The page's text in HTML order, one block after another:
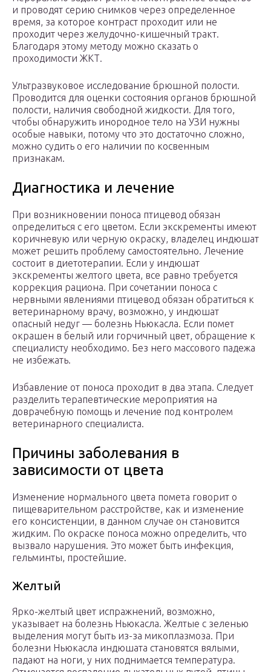
и проводят серию снимков через определенное
время, за которое контраст проходит или не
проходит через желудочно-кишечный тракт.
Благодаря этому методу можно сказать о
проходимости ЖКТ.
Ультразвуковое исследование брюшной полости.
Проводится для оценки состояния органов брюшной
полости, наличия свободной жидкости. Для того,
чтобы обнаружить инородное тело на УЗИ нужны
особые навыки, потому что это достаточно сложно,
можно судить о его наличии по косвенным
признакам.
Диагностика и лечение
При возникновении поноса птицевод обязан
определиться с его цветом. Если экскременты имеют
коричневую или черную окраску, владелец индюшат
может решить проблему самостоятельно. Лечение
состоит в диетотерапии. Если у индюшат
экскременты желтого цвета, все равно требуется
коррекция рациона. При сочетании поноса с
нервными явлениями птицевод обязан обратиться к
ветеринарному врачу, возможно, у индюшат
опасный недуг — болезнь Ньюкасла. Если помет
окрашен в белый или горчичный цвет, обращение к
специалисту необходимо. Без него массового падежа
не избежать.
Избавление от поноса проходит в два этапа. Следует
разделить терапевтические мероприятия на
доврачебную помощь и лечение под контролем
ветеринарного специалиста.
Причины заболевания в
зависимости от цвета
Изменение нормального цвета помета говорит о
пищеварительном расстройстве, как и изменение
его консистенции, в данном случае он становится
жидким. По окраске поноса можно определить, что
вызвало нарушения. Это может быть инфекция,
гельминты, простейшие.
Желтый
Ярко-желтый цвет испражнений, возможно,
указывает на болезнь Ньюкасла. Желтые с зеленью
выделения могут быть из-за микоплазмоза. При
болезни Ньюкасла индюшата становятся вялыми,
падают на ноги, у них поднимается температура.